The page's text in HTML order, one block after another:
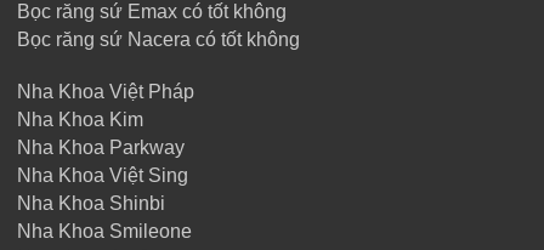
Bọc răng sứ Emax có tốt không
Bọc răng sứ Nacera có tốt không
Nha Khoa Việt Pháp
Nha Khoa Kim
Nha Khoa Parkway
Nha Khoa Việt Sing
Nha Khoa Shinbi
Nha Khoa Smileone